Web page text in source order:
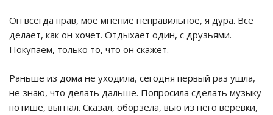
Он всегда прав, моё мнение неправильное, я дура. Всё
делает, как он хочет. Отдыхает один, с друзьями.
Покупаем, только то, что он скажет.
Раньше из дома не уходила, сегодня первый раз ушла,
не знаю, что делать дальше. Попросила сделать музыку
потише, выгнал. Сказал, оборзела, вью из него верёвки,